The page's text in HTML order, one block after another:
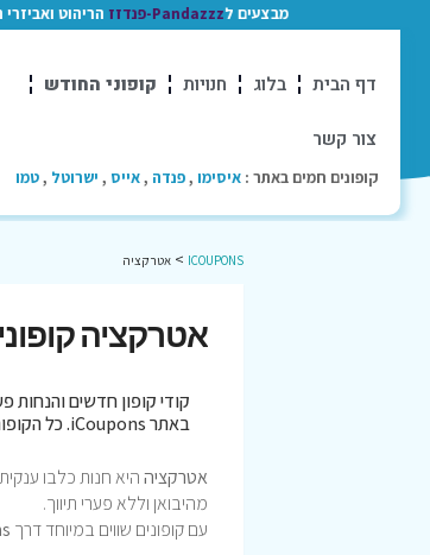
מבצעים לPandazzz-פנדזז הריהוט ואביזרי
דף הבית בלוג חנויות קופוני החודש
צור קשר
קופונים חמים באתר : איסימו ,פנדה ,אייס , ישרוטל ,טמו
ICOUPONS
> אטרקציה
אטרקציה
קודי קופון חדשים והנחות
באתר iCoupons. כל הקופונים נבדקו לאחרונה בתאריך 05/08/2026!
אטרקציההיא חנות כלבו
מהיבואן וללא פערי תיווך.
עם קופונים שווים במיוחד דרך